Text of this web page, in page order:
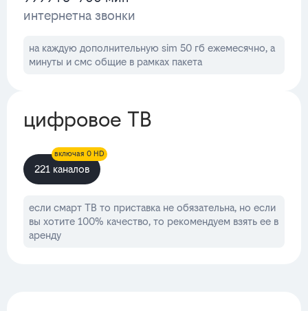
интернетна звонки
на каждую дополнительную sim 50 гб ежемесячно, а
минуты и смс общие в рамках пакета
цифровое ТВ
221 каналов
включая 0 HD
если смарт ТВ то приставка не обязательна, но если
вы хотите 100% качество, то рекомендуем взять ее в
аренду